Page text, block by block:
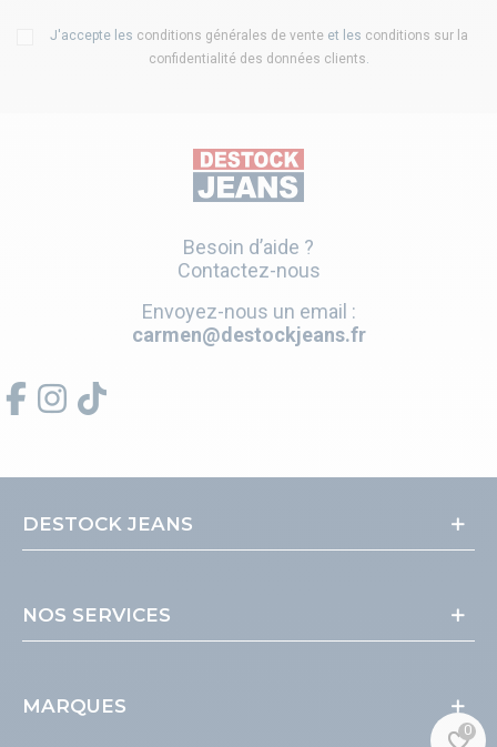
J'accepte les conditions générales de vente et les conditions sur la
confidentialité des données clients
Besoin d’aide ?
Contactez-nous
Envoyez-nous un email :
carmen@destockjeans.fr
DESTOCK JEANS
NOS SERVICES
MARQUES
0